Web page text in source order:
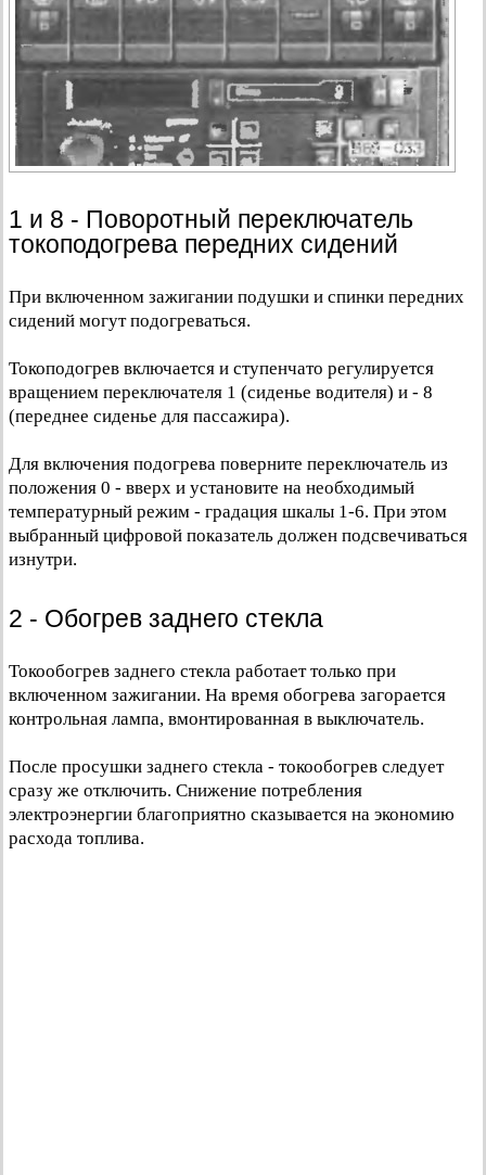
1 и 8 - Поворотный переключатель
токоподогрева передних сидений
При включенном зажигании подушки и спинки передних
сидений могут подогреваться.
Токоподогрев включается и ступенчато регулируется
вращением переключателя 1 (сиденье водителя) и - 8
(переднее сиденье для пассажира).
Для включения подогрева поверните переключатель из
положения 0 - вверх и установите на необходимый
температурный режим - градация шкалы 1-6. При этом
выбранный цифровой показатель должен подсвечиваться
изнутри.
2 - Обогрев заднего стекла
Токообогрев заднего стекла работает только при
включенном зажигании. На время обогрева загорается
контрольная лампа, вмонтированная в выключатель.
После просушки заднего стекла - токообогрев следует
сразу же отключить. Снижение потребления
электроэнергии благоприятно сказывается на экономию
расхода топлива.